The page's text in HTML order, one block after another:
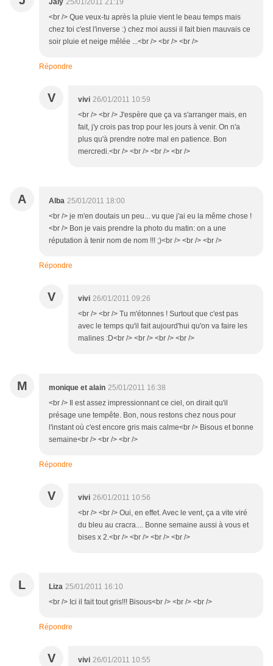
Jaly 25/01/2011 21:19
<br /> Que veux-tu après la pluie vient le beau temps mais
chez toi c'est l'inverse :) chez moi aussi il fait bien mauvais ce
soir pluie et neige mêlée ...<br /> <br /> <br />
Répondre
V vivi 26/01/2011 10:59
<br /> <br /> J'espère que ça va s'arranger mais, en
fait, j'y crois pas trop pour les jours à venir. On n'a
plus qu'à prendre notre mal en patience. Bon
mercredi.<br /> <br /> <br /> <br />
A Alba 25/01/2011 18:00
<br /> je m'en doutais un peu... vu que j'ai eu la même chose !
<br /> Bon je vais prendre la photo du matin: on a une
réputation à tenir nom de nom !!! ;)<br /> <br /> <br />
Répondre
V vivi 26/01/2011 09:26
<br /> <br /> Tu m'étonnes ! Surtout que c'est pas
avec le temps qu'il fait aujourd'hui qu'on va faire les
malines :D<br /> <br /> <br /> <br />
M monique et alain 25/01/2011 16:38
<br /> Il est assez impressionnant ce ciel, on dirait qu'il
présage une tempête. Bon, nous restons chez nous pour
l'instant où c'est encore gris mais calme<br /> Bisous et bonne
semaine<br /> <br /> <br />
Répondre
V vivi 26/01/2011 10:56
<br /> <br /> Oui, en effet. Avec le vent, ça a vite viré
du bleu au cracra.... Bonne semaine aussi à vous et
bises x 2.<br /> <br /> <br /> <br />
L Liza 25/01/2011 16:10
<br /> Ici il fait tout gris!!! Bisous<br /> <br /> <br />
Répondre
V vivi 26/01/2011 10:55